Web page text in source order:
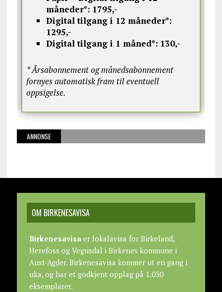
måneder*: 1795,-
Digital tilgang i 12 måneder*:
1295,-
Digital tilgang i 1 måned*: 130,-
* Årsabonnement og månedsabonnement
fornyes automatisk fram til eventuell
oppsigelse.
ANNONSE
OM BIRKENESAVISA
Birkenesavisaer lokalavisa for Birkeland,
Herefoss og Vegusdal i Birkenes kommune i
Aust-Agder. Birkenesavisa kommer ut en gang i
uka, og har et godkjent opplag på 1.030
eksemplarer.